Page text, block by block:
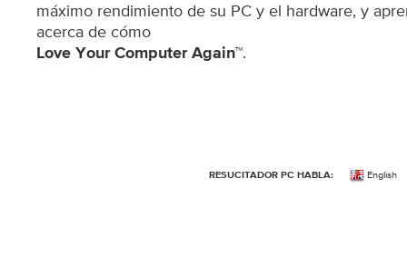
máximo rendimiento de su PC y el hardware, y
acerca de cómo
Love Your Computer Again™.
RESUCITADOR PC HABLA: English